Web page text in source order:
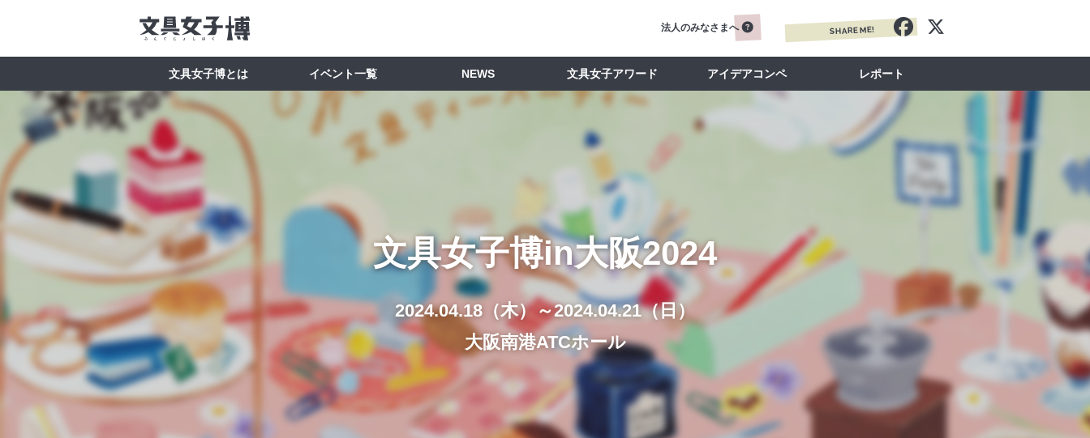
文具女子博とは イベント一覧 NEWS 文具女子アワード アイデアコンペ レポート
法人のみなさまへ SHARE ME!
文具女子博in大阪2024
2024.04.18（木）～2024.04.21（日）
大阪南港ATCホール